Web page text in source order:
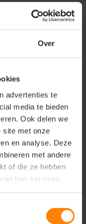
Over
advertenties te
media te bieden
Ook delen we
site met onze
en analyse. Deze
met andere
of die ze hebben
hun services.
voor
waterdicht
zware neerslag
voor optimale
en wind
geschikt
topkwaliteit,
bedrukking van